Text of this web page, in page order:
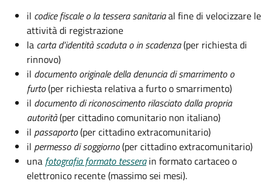
il codice fiscale o la tessera sanitariaal fine di velocizzare le
attività di registrazione
la carta d'identità scaduta o in scadenza(per richiesta di
rinnovo)
il documento originale della denuncia di smarrimento o
furto(per richiesta relativa a furto o smarrimento)
il documento di riconoscimento rilasciato dalla propria
autorità(per cittadino comunitario non italiano)
il passaporto(per cittadino extracomunitario)
il permesso di soggiorno(per cittadino extracomunitario)
una fotografia formato tessera in formato cartaceo o
elettronico recente (massimo sei mesi).